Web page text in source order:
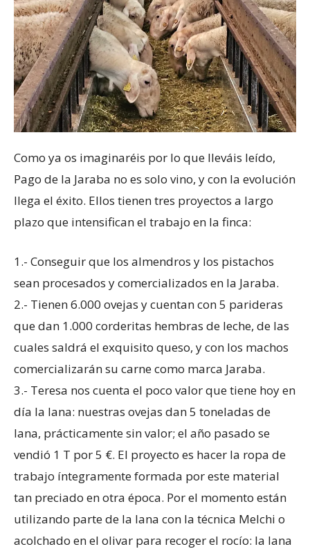
Como ya os imaginaréis por lo que lleváis leído,
Pago de la Jaraba no es solo vino, y con la evolución
llega el éxito. Ellos tienen tres proyectos a largo
plazo que intensifican el trabajo en la finca:
1.- Conseguir que los almendros y los pistachos
sean procesados y comercializados en la Jaraba.
2.- Tienen 6.000 ovejas y cuentan con 5 parideras
que dan 1.000 corderitas hembras de leche, de las
cuales saldrá el exquisito queso, y con los machos
comercializarán su carne como marca Jaraba.
3.- Teresa nos cuenta el poco valor que tiene hoy en
día la lana: nuestras ovejas dan 5 toneladas de
lana, prácticamente sin valor; el año pasado se
vendió 1 T por 5 €. El proyecto es hacer la ropa de
trabajo íntegramente formada por este material
tan preciado en otra época. Por el momento están
utilizando parte de la lana con la técnica Melchi o
acolchado en el olivar para recoger el rocío: la lana